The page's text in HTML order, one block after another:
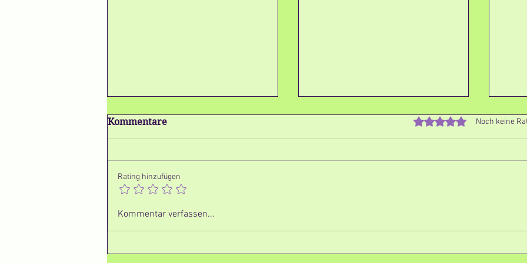
Kommentare Mit 0 von 5 Sternen
Noch keine
Rating hinzufügen
Kommentar verfassen...